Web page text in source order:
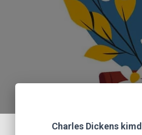
Charles Dickens